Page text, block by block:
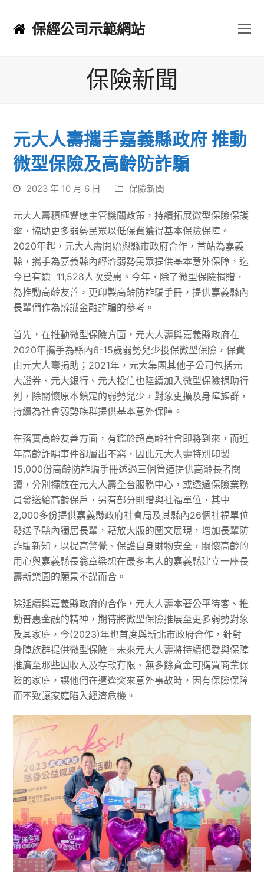
保經公司示範網站
保險新聞
元大人壽攜手嘉義縣政府 推動
微型保險及高齡防詐騙
2023 年 10 月 6 日 保險新聞
元大人壽積極響應主管機關政策，持續拓展微型保險保護
傘，協助更多弱勢民眾以低保費獲得基本保險保障。
2020年起，元大人壽開始與縣市政府合作，首站為嘉義
縣，攜手為嘉義縣內經濟弱勢民眾提供基本意外保障，迄
今已有逾 11,528人次受惠。今年，除了微型保險捐贈，
為推動高齡友善，更印製高齡防詐騙手冊，提供嘉義縣內
長輩們作為辨識金融詐騙的參考。
首先，在推動微型保險方面，元大人壽與嘉義縣政府在
2020年攜手為縣內6-15歲弱勢兒少投保微型保險，保費
由元大人壽捐助；2021年，元大集團其他子公司包括元
大證券、元大銀行、元大投信也陸續加入微型保險捐助行
列，除關懷原本鎖定的弱勢兒少，對象更擴及身障族群，
持續為社會弱勢族群提供基本意外保障。
在落實高齡友善方面，有鑑於超高齡社會即將到來，而近
年高齡詐騙事件卻層出不窮，因此元大人壽特別印製
15,000份高齡防詐騙手冊透過三個管道提供高齡長者閱
讀，分別擺放在元大人壽全台服務中心，或透過保險業務
員發送給高齡保戶，另有部分則贈與社福單位，其中
2,000多份提供嘉義縣政府社會局及其縣內26個社福單位
發送予縣內獨居長輩，藉放大版的圖文展現，增加長輩防
詐騙新知，以提高警覺、保護自身財物安全，關懷高齡的
用心與嘉義縣長翁章梁想在最多老人的嘉義縣建立一座長
壽新樂園的願景不謀而合。
除延續與嘉義縣政府的合作，元大人壽本著公平待客、推
動普惠金融的精神，期待將微型保險推展至更多弱勢對象
及其家庭，今(2023)年也首度與新北市政府合作，針對
身障族群提供微型保險。未來元大人壽將持續把愛與保障
推廣至那些因收入及存款有限、無多餘資金可購買商業保
險的家庭，讓他們在遭逢突來意外事故時，因有保險保障
而不致讓家庭陷入經濟危機。